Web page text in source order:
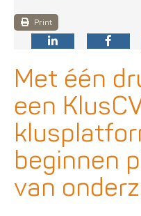
Print
Met één
een
beginnen
van